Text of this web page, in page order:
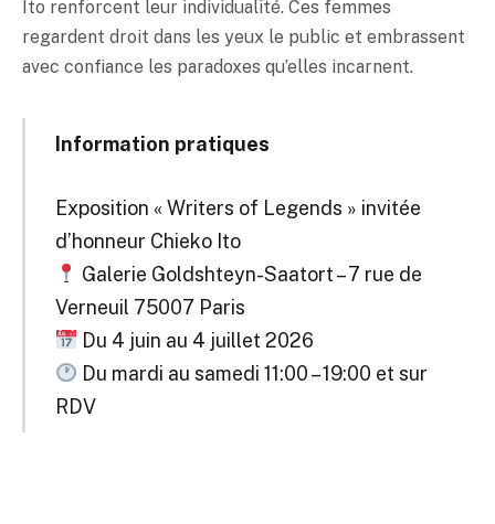
Ito renforcent leur individualité. Ces femmes
regardent droit dans les yeux le public et embrassent
avec confiance les paradoxes qu’elles incarnent.
Information pratiques
Exposition « Writers of Legends » invitée
d’honneur Chieko Ito
Galerie Goldshteyn-Saatort – 7 rue de
Verneuil 75007 Paris
Du 4 juin au 4 juillet 2026
Du mardi au samedi 11:00 – 19:00 et sur
RDV